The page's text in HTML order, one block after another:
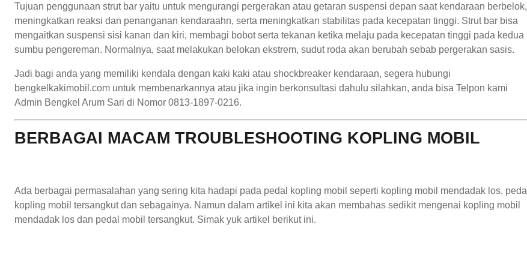
Tujuan penggunaan strut bar yaitu untuk mengurangi pergerakan atau getaran suspensi depan saat kendaraan berbelok,
meningkatkan reaksi dan penanganan kendaraahn, serta meningkatkan stabilitas pada kecepatan tinggi. Strut bar bisa
mengaitkan suspensi sisi kanan dan kiri, membagi bobot serta tekanan ketika melaju pada kecepatan tinggi pada kedua
sumbu pengereman. Normalnya, saat melakukan belokan ekstrem, sudut roda akan berubah sebab pergerakan sasis.
Jadi bagi anda yang memiliki kendala dengan kaki kaki atau shockbreaker kendaraan, segera hubungi
bengkelkakimobil.com untuk membenarkannya atau jika ingin berkonsultasi dahulu silahkan, anda bisa Telpon kami
Admin Bengkel Arum Sari di Nomor 0813-1897-0216.
BERBAGAI MACAM TROUBLESHOOTING KOPLING MOBIL
Ada berbagai permasalahan yang sering kita hadapi pada pedal kopling mobil seperti kopling mobil mendadak los, pedal
kopling mobil tersangkut dan sebagainya. Namun dalam artikel ini kita akan membahas sedikit mengenai kopling mobil
mendadak los dan pedal mobil tersangkut. Simak yuk artikel berikut ini.